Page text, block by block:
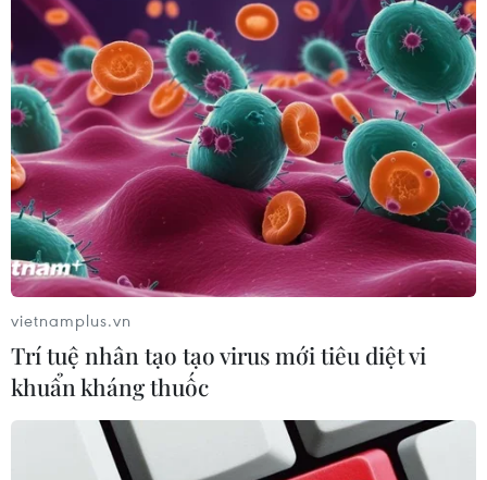
Afghanistan thiếu tính đại diện
13/09/2021 12:19
Taliban đã công bố thành phần chính phủ mới, trong đó
tất cả các vị trí cấp cao đều do các thủ lĩnh của phong
trào này và mạng lưới Haqqani - vốn được cho là
nhánh cứng rắn nhất của phong trào này.
vietnamplus.vn
Trí tuệ nhân tạo tạo virus mới tiêu diệt vi
khuẩn kháng thuốc